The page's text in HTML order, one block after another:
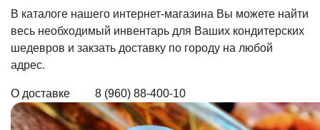
В каталоге нашего интернет-магазина Вы можете найти
весь необходимый инвентарь для Ваших кондитерских
шедевров и закзать доставку по городу на любой
адрес.
О доставке 8 (960) 88-400-10